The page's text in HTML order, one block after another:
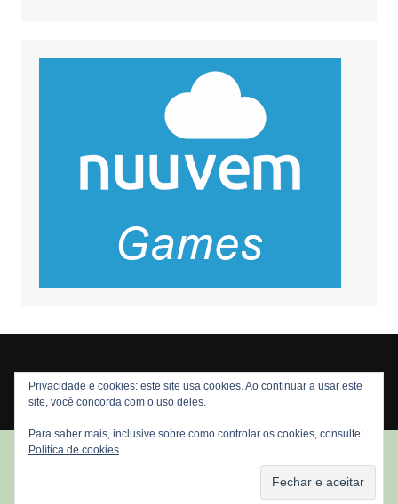
Copyright © 2026 Nós Nerds. Todos os direitos reservados
Privacidade e cookies: este site usa cookies. Ao continuar a usar este
site, você concorda com o uso deles.
Para saber mais, inclusive sobre como controlar os cookies, consulte:
Política de cookies